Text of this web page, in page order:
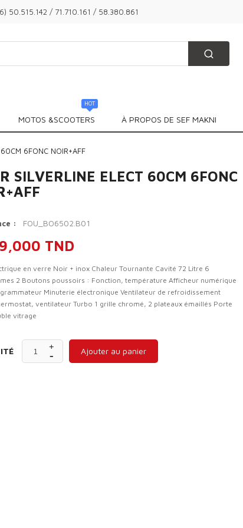
50.515.142 / 71.710.161 / 58.380.861
HOT
MOTOS &SCOOTERS À PROPOS DE SEF MAKNI
6FONC NOIR+AFF
SILVERLINE ELECT 60CM 6FONC
: FOU_BO6502.B01
TND
en verre Noir + inox Chaleur Tournante Cavité 72 Litre 6
2 Boutons poussoirs : Fonction, température Afficheur numérique
Minuterie électronique Ventilateur de refroidissement
ventilateur Turbo 1 grille chromé, 2 plateaux émaillés Porte
vitrage
Ajouter au panier